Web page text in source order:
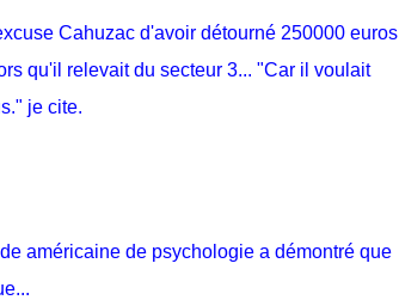
Cahuzac d'avoir détourné 250000 euros
qu'il relevait du secteur 3... "Car il voulait
je cite.
américaine de psychologie a démontré que